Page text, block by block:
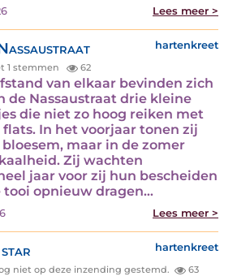
Lees meer >
hartenkreet
1 stemmen 62
van elkaar bevinden zich
de Nassaustraat drie kleine
die niet zo hoog reiken met
In het voorjaar tonen zij
maar in de zomer
Zij wachten
jaar voor zij hun bescheiden
tooi opnieuw dragen…
Lees meer >
hartenkreet
niet op deze inzending gestemd. 63